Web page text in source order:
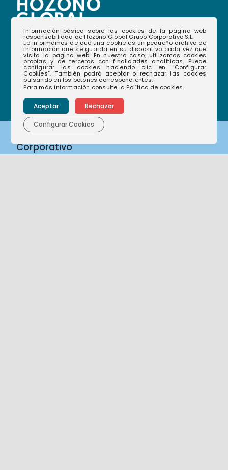
(+34)968 35 12 08
hablamos@hozonoglobal.com
Ctra. Alcantarilla, 655 – 30166 – Murcia
Corporativo
Información básica sobre las cookies de la página web
responsabilidad de Hozono Global Grupo Corporativo S.L.
Le informamos de que una cookie es un pequeño archivo de
información que se guarda en su dispositivo cada vez que
visita la pagina web. En nuestro caso, utilizamos cookies
propias y de terceros con finalidades analíticas. Puede
configurar las cookies haciendo clic en “Configurar
Cookies”. También podrá aceptar o rechazar las cookies
pulsando en los botones correspondientes.
Para más información consulte la Política de cookies.
Aceptar Rechazar
Configurar Cookies